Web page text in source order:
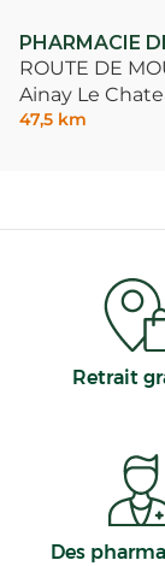
PHARMACIE
ROUTE DE
Ainay Le
47,5 km
Retrait
Des